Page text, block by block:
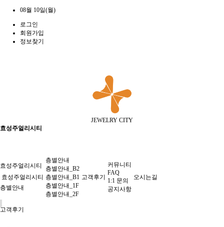
08월 10일(월)
로그인
회원가입
정보찾기
JEWELRY CITY
효성주얼리시티
효성주얼리시티
층별안내
고객후기
효성주얼리시티
층별안내
층별안내_B2
층별안내_B1
층별안내_1F
층별안내_2F
고객후기
커뮤니티
FAQ
1:1 문의
공지사항
오시는길